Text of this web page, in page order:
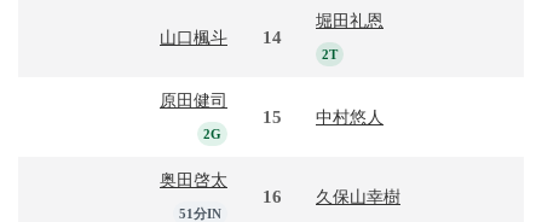
山口楓斗 14
堀田礼恩
2T
原田健司
2G
15 中村悠人
奥田啓太
51分IN
16 久保山幸樹